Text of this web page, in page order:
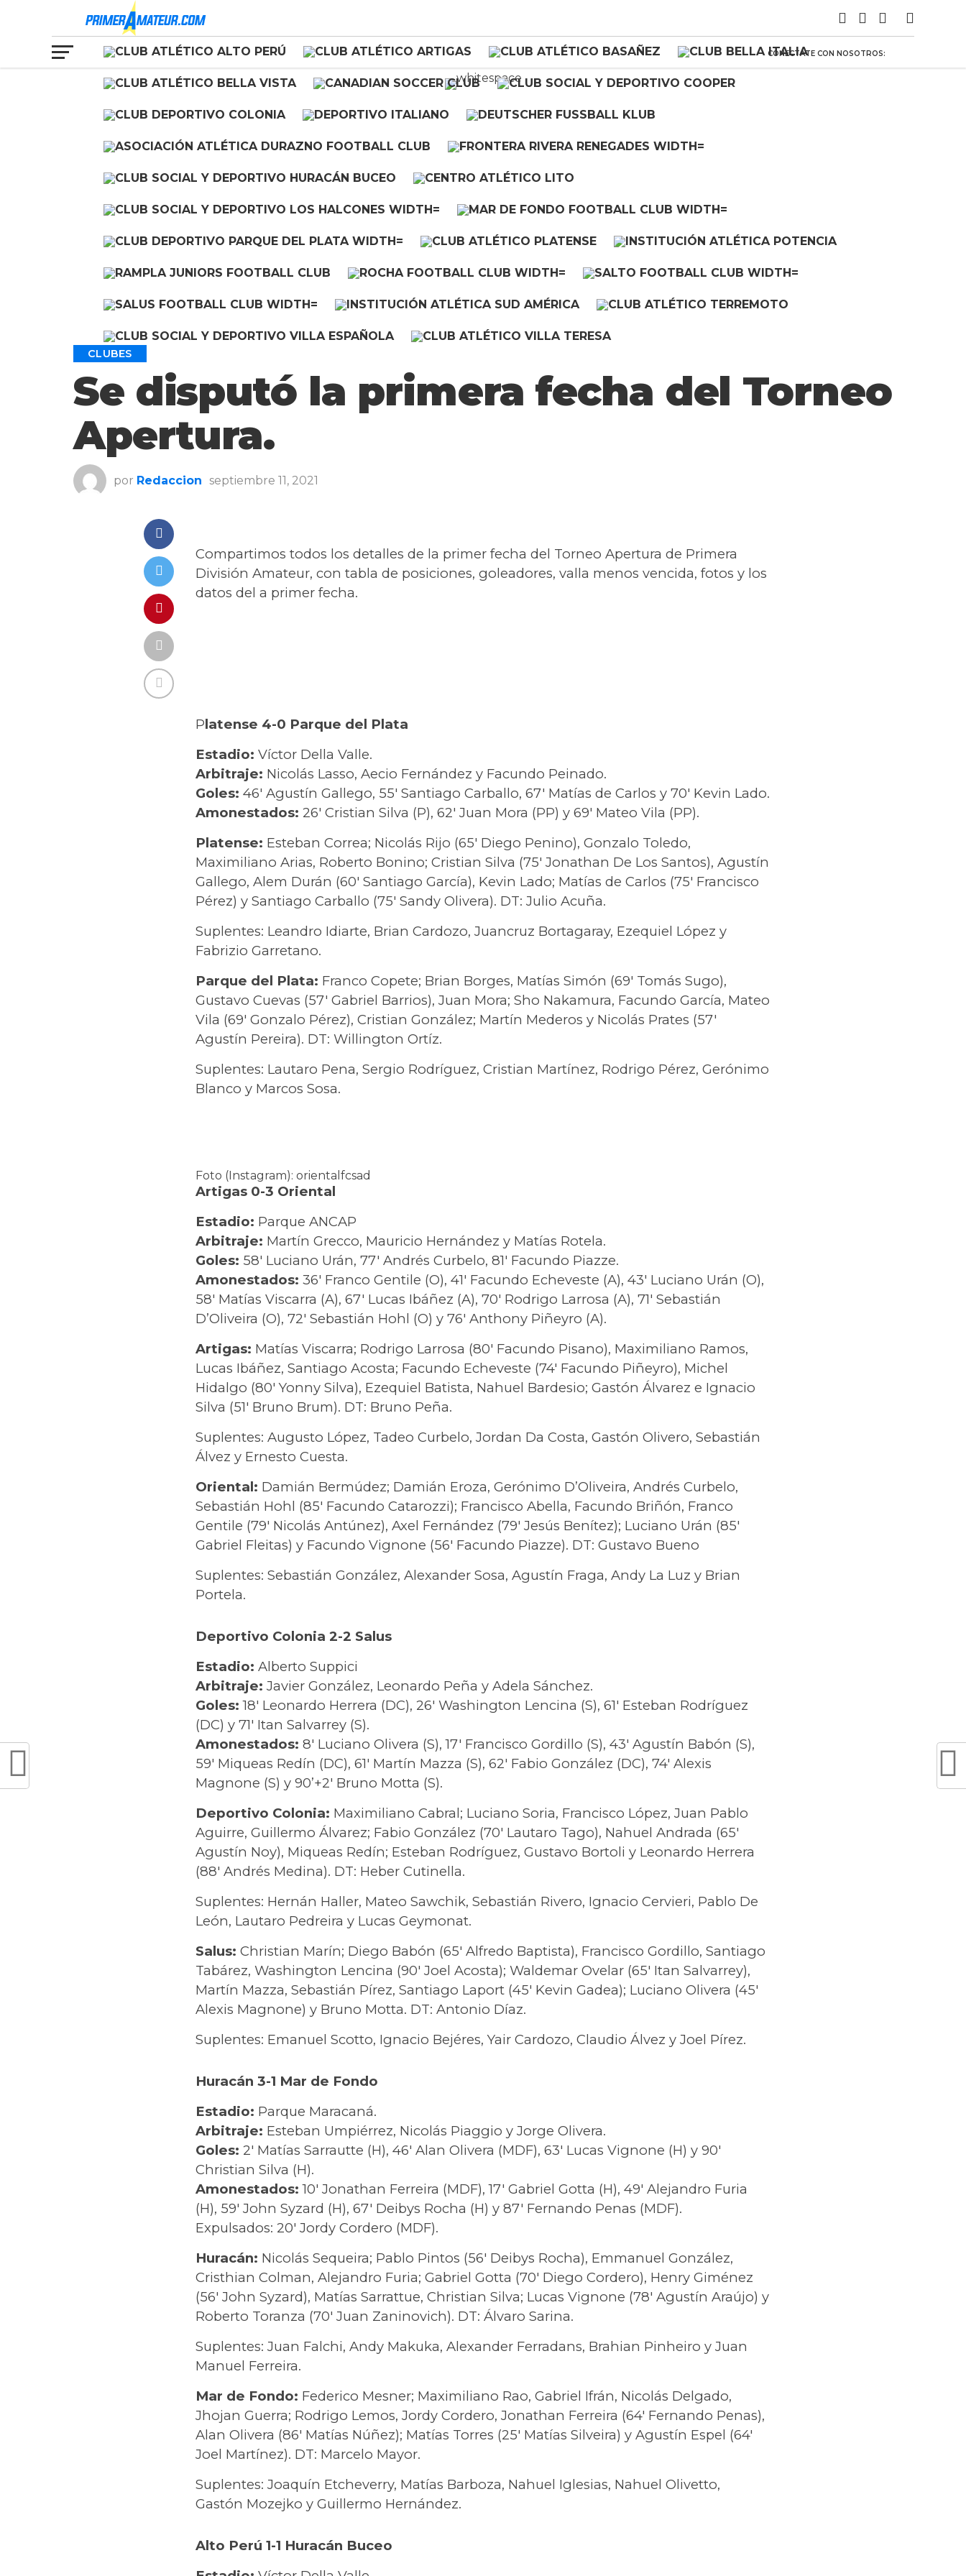
CONECTATE CON NOSOTROS:
CLUBES
Se disputó la primera fecha del Torneo
Apertura.
por Redaccion septiembre 11, 2021
Compartimos todos los detalles de la primer fecha del Torneo Apertura de Primera
División Amateur, con tabla de posiciones, goleadores, valla menos vencida, fotos y los
datos del a primer fecha.
Platense 4-0 Parque del Plata
Estadio: Víctor Della Valle.
Arbitraje: Nicolás Lasso, Aecio Fernández y Facundo Peinado.
Goles: 46′ Agustín Gallego, 55′ Santiago Carballo, 67′ Matías de Carlos y 70′ Kevin Lado.
Amonestados: 26′ Cristian Silva (P), 62′ Juan Mora (PP) y 69′ Mateo Vila (PP).
Platense: Esteban Correa; Nicolás Rijo (65′ Diego Penino), Gonzalo Toledo,
Maximiliano Arias, Roberto Bonino; Cristian Silva (75′ Jonathan De Los Santos), Agustín
Gallego, Alem Durán (60′ Santiago García), Kevin Lado; Matías de Carlos (75′ Francisco
Pérez) y Santiago Carballo (75′ Sandy Olivera). DT: Julio Acuña.
Suplentes: Leandro Idiarte, Brian Cardozo, Juancruz Bortagaray, Ezequiel López y
Fabrizio Garretano.
Parque del Plata: Franco Copete; Brian Borges, Matías Simón (69′ Tomás Sugo),
Gustavo Cuevas (57′ Gabriel Barrios), Juan Mora; Sho Nakamura, Facundo García, Mateo
Vila (69′ Gonzalo Pérez), Cristian González; Martín Mederos y Nicolás Prates (57′
Agustín Pereira). DT: Willington Ortíz.
Suplentes: Lautaro Pena, Sergio Rodríguez, Cristian Martínez, Rodrigo Pérez, Gerónimo
Blanco y Marcos Sosa.
Foto (Instagram): orientalfcsad
Artigas 0-3 Oriental
Estadio: Parque ANCAP
Arbitraje: Martín Grecco, Mauricio Hernández y Matías Rotela.
Goles: 58′ Luciano Urán, 77′ Andrés Curbelo, 81′ Facundo Piazze.
Amonestados: 36′ Franco Gentile (O), 41′ Facundo Echeveste (A), 43′ Luciano Urán (O),
58′ Matías Viscarra (A), 67′ Lucas Ibáñez (A), 70′ Rodrigo Larrosa (A), 71′ Sebastián
D’Oliveira (O), 72′ Sebastián Hohl (O) y 76′ Anthony Piñeyro (A).
Artigas: Matías Viscarra; Rodrigo Larrosa (80′ Facundo Pisano), Maximiliano Ramos,
Lucas Ibáñez, Santiago Acosta; Facundo Echeveste (74′ Facundo Piñeyro), Michel
Hidalgo (80′ Yonny Silva), Ezequiel Batista, Nahuel Bardesio; Gastón Álvarez e Ignacio
Silva (51′ Bruno Brum). DT: Bruno Peña.
Suplentes: Augusto López, Tadeo Curbelo, Jordan Da Costa, Gastón Olivero, Sebastián
Álvez y Ernesto Cuesta.
Oriental: Damián Bermúdez; Damián Eroza, Gerónimo D’Oliveira, Andrés Curbelo,
Sebastián Hohl (85′ Facundo Catarozzi); Francisco Abella, Facundo Briñón, Franco
Gentile (79′ Nicolás Antúnez), Axel Fernández (79′ Jesús Benítez); Luciano Urán (85′
Gabriel Fleitas) y Facundo Vignone (56′ Facundo Piazze). DT: Gustavo Bueno
Suplentes: Sebastián González, Alexander Sosa, Agustín Fraga, Andy La Luz y Brian
Portela.
Deportivo Colonia 2-2 Salus
Estadio: Alberto Suppici
Arbitraje: Javier González, Leonardo Peña y Adela Sánchez.
Goles: 18′ Leonardo Herrera (DC), 26′ Washington Lencina (S), 61′ Esteban Rodríguez
(DC) y 71′ Itan Salvarrey (S).
Amonestados: 8′ Luciano Olivera (S), 17′ Francisco Gordillo (S), 43′ Agustín Babón (S),
59′ Miqueas Redín (DC), 61′ Martín Mazza (S), 62′ Fabio González (DC), 74′ Alexis
Magnone (S) y 90’+2′ Bruno Motta (S).
Deportivo Colonia: Maximiliano Cabral; Luciano Soria, Francisco López, Juan Pablo
Aguirre, Guillermo Álvarez; Fabio González (70′ Lautaro Tago), Nahuel Andrada (65′
Agustín Noy), Miqueas Redín; Esteban Rodríguez, Gustavo Bortoli y Leonardo Herrera
(88′ Andrés Medina). DT: Heber Cutinella.
Suplentes: Hernán Haller, Mateo Sawchik, Sebastián Rivero, Ignacio Cervieri, Pablo De
León, Lautaro Pedreira y Lucas Geymonat.
Salus: Christian Marín; Diego Babón (65′ Alfredo Baptista), Francisco Gordillo, Santiago
Tabárez, Washington Lencina (90′ Joel Acosta); Waldemar Ovelar (65′ Itan Salvarrey),
Martín Mazza, Sebastián Pírez, Santiago Laport (45′ Kevin Gadea); Luciano Olivera (45′
Alexis Magnone) y Bruno Motta. DT: Antonio Díaz.
Suplentes: Emanuel Scotto, Ignacio Bejéres, Yair Cardozo, Claudio Álvez y Joel Pírez.
Huracán 3-1 Mar de Fondo
Estadio: Parque Maracaná.
Arbitraje: Esteban Umpiérrez, Nicolás Piaggio y Jorge Olivera.
Goles: 2′ Matías Sarrautte (H), 46′ Alan Olivera (MDF), 63′ Lucas Vignone (H) y 90′
Christian Silva (H).
Amonestados: 10′ Jonathan Ferreira (MDF), 17′ Gabriel Gotta (H), 49′ Alejandro Furia
(H), 59′ John Syzard (H), 67′ Deibys Rocha (H) y 87′ Fernando Penas (MDF).
Expulsados: 20′ Jordy Cordero (MDF).
Huracán: Nicolás Sequeira; Pablo Pintos (56′ Deibys Rocha), Emmanuel González,
Cristhian Colman, Alejandro Furia; Gabriel Gotta (70′ Diego Cordero), Henry Giménez
(56′ John Syzard), Matías Sarrattue, Christian Silva; Lucas Vignone (78′ Agustín Araújo) y
Roberto Toranza (70′ Juan Zaninovich). DT: Álvaro Sarina.
Suplentes: Juan Falchi, Andy Makuka, Alexander Ferradans, Brahian Pinheiro y Juan
Manuel Ferreira.
Mar de Fondo: Federico Mesner; Maximiliano Rao, Gabriel Ifrán, Nicolás Delgado,
Jhojan Guerra; Rodrigo Lemos, Jordy Cordero, Jonathan Ferreira (64′ Fernando Penas),
Alan Olivera (86′ Matías Núñez); Matías Torres (25′ Matías Silveira) y Agustín Espel (64′
Joel Martínez). DT: Marcelo Mayor.
Suplentes: Joaquín Etcheverry, Matías Barboza, Nahuel Iglesias, Nahuel Olivetto,
Gastón Mozejko y Guillermo Hernández.
Alto Perú 1-1 Huracán Buceo